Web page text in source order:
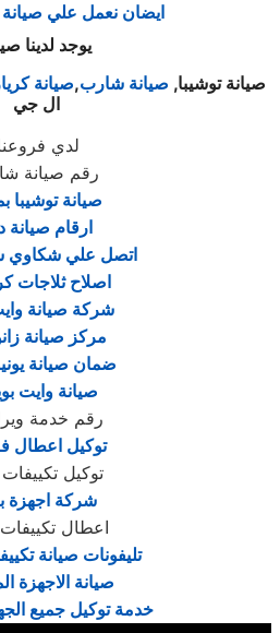
ايضان نعمل علي صيانة
يوجد لدينا
صيانة توشيبا, صيانة شارب,صيانة
ال جي
لدي
رقم صيانة
صيانة توشيبا
ارقام صيانة
اتصل علي شكاوي
اصلاح ثلاجات
شركة صيانة
مركز صيانة
ضمان صيانة
صيانة وايت
رقم خدمة
توكيل اعطال
توكيل تكييفات
شركة اجهزة
اعطال
تليفونات صيانة
صيانة الاجهزة
خدمة توكيل جميع